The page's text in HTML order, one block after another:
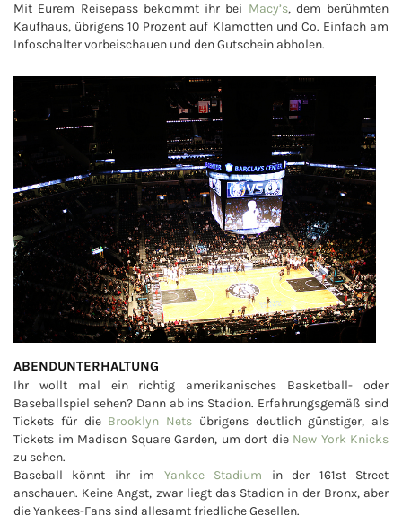
Mit Eurem Reisepass bekommt ihr bei Macy’s, dem berühmten
Kaufhaus, übrigens 10 Prozent auf Klamotten und Co. Einfach am
Infoschalter vorbeischauen und den Gutschein abholen.
ABENDUNTERHALTUNG
Ihr wollt mal ein richtig amerikanisches Basketball- oder
Baseballspiel sehen? Dann ab ins Stadion. Erfahrungsgemäß sind
Tickets für die Brooklyn Nets übrigens deutlich günstiger, als
Tickets im Madison Square Garden, um dort die New York Knicks
zu sehen.
Baseball könnt ihr im Yankee Stadium in der 161st Street
anschauen. Keine Angst, zwar liegt das Stadion in der Bronx, aber
die Yankees-Fans sind allesamt friedliche Gesellen.